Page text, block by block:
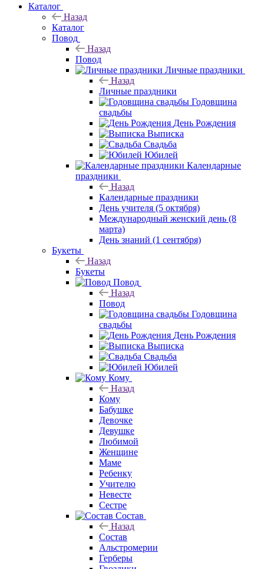
Каталог
Назад
Каталог
Повод
Назад
Повод
Личные праздники
Назад
Личные праздники
Годовщина
свадьбы
День Рождения
Выписка
Свадьба
Юбилей
Календарные
праздники
Назад
Календарные праздники
День учителя (5 октября)
Международный женский день (8
марта)
День знаний (1 сентября)
Букеты
Назад
Букеты
Повод
Назад
Повод
Годовщина
свадьбы
День Рождения
Выписка
Свадьба
Юбилей
Кому
Назад
Кому
Бабушке
Девочке
Девушке
Любимой
Женщине
Маме
Ребенку
Учителю
Невесте
Сестре
Состав
Назад
Состав
Альстромерии
Герберы